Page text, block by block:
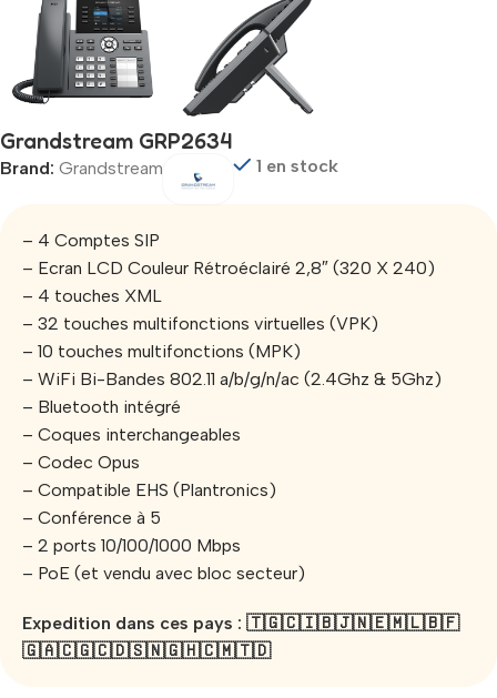
Grandstream GRP2634
Brand: Grandstream 1 en stock
– 4 Comptes SIP
– Ecran LCD Couleur Rétroéclairé 2,8″ (320 X 240)
– 4 touches XML
– 32 touches multifonctions virtuelles (VPK)
– 10 touches multifonctions (MPK)
– WiFi Bi-Bandes 802.11 a/b/g/n/ac (2.4Ghz & 5Ghz)
– Bluetooth intégré
– Coques interchangeables
– Codec Opus
– Compatible EHS (Plantronics)
– Conférence à 5
– 2 ports 10/100/1000 Mbps
– PoE (et vendu avec bloc secteur)
Expedition dans ces pays : 🇹🇬🇨🇮🇧🇯🇳🇪🇲🇱🇧🇫
🇬🇦🇨🇬🇨🇩🇸🇳🇬🇭🇨🇲🇹🇩